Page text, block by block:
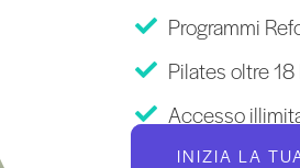
Programmi
Pilates oltre
Accesso
INIZIA LA